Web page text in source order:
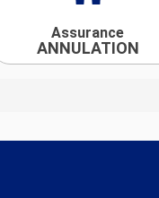
Assurance
ANNULATION